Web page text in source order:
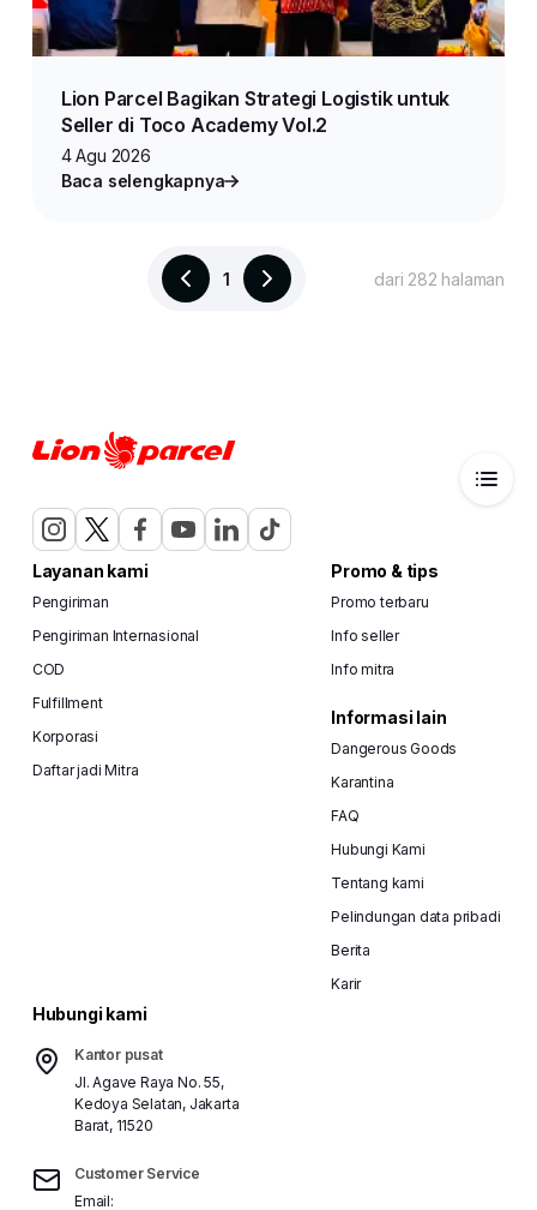
Lion Parcel Bagikan Strategi Logistik untuk
Seller di Toco Academy Vol.2
4 Agu 2026
Baca selengkapnya
1 dari 282 halaman
Layanan kami
Pengiriman
Pengiriman Internasional
COD
Fulfillment
Korporasi
Daftar jadi Mitra
Promo & tips
Promo terbaru
Info seller
Info mitra
Informasi lain
Dangerous Goods
Karantina
FAQ
Hubungi Kami
Tentang kami
Pelindungan data pribadi
Berita
Karir
Hubungi kami
Kantor pusat
Jl. Agave Raya No. 55,
Kedoya Selatan, Jakarta
Barat, 11520
Customer Service
Email: